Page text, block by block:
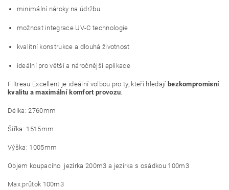
minimální nároky na údržbu
možnost integrace UV-C technologie
kvalitní konstrukce a dlouhá životnost
ideální pro větší a náročnější aplikace
Filtreau Excellent je ideální volbou pro ty, kteří hledají bezkompromisní
kvalitu a maximální komfort provozu
Délka: 2760mm
Šířka: 1515mm
Výška: 1005mm
Objem koupacího jezírka 200m3 a jezírka s osádkou 100m3
Max.průtok 100m3